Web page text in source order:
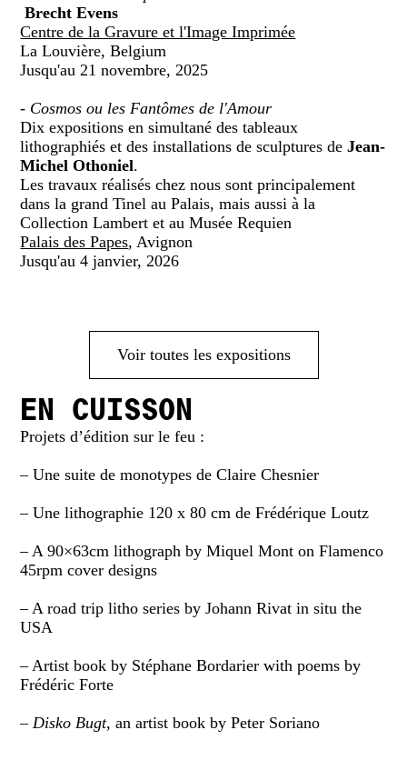
Brecht Evens
Centre de la Gravure et l'Image Imprimée
La Louvière, Belgium
Jusqu'au 21 novembre, 2025
- Cosmos ou les Fantômes de l'Amour
Dix expositions en simultané des tableaux
lithographiés et des installations de sculptures deJean-
Michel Othoniel.
Les travaux réalisés chez nous sont principalement
dans la grand Tinel au Palais, mais aussi à la
Collection Lambert et au Musée Requien
Palais des Papes, Avignon
Jusqu'au 4 janvier, 2026
Voir toutes les expositions
En cuisson
Projets d’édition sur le feu :
– Une suite de monotypes de Claire Chesnier
– Une lithographie 120 x 80 cm de Frédérique Loutz
– A 90×63cm lithograph by Miquel Mont on Flamenco
45rpm cover designs
– A road trip litho series by Johann Rivat in situ the
USA
– Artist book by Stéphane Bordarier with poems by
Frédéric Forte
– Disko Bugt, an artist book by Peter Soriano